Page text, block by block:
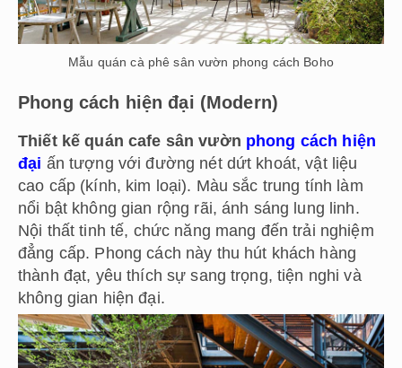
Mẫu quán cà phê sân vườn phong cách Boho
Phong cách hiện đại (Modern)
Thiết kế quán cafe sân vườn phong cách hiện
đại ấn tượng với đường nét dứt khoát, vật liệu
cao cấp (kính, kim loại). Màu sắc trung tính làm
nổi bật không gian rộng rãi, ánh sáng lung linh.
Nội thất tinh tế, chức năng mang đến trải nghiệm
đẳng cấp. Phong cách này thu hút khách hàng
thành đạt, yêu thích sự sang trọng, tiện nghi và
không gian hiện đại.